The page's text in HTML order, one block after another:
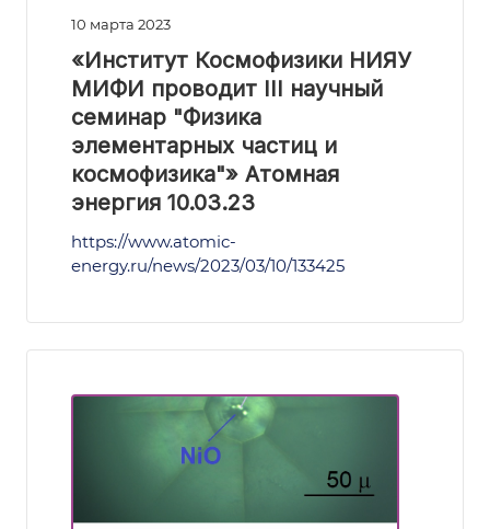
10 марта 2023
«Институт Космофизики НИЯУ
МИФИ проводит III научный
семинар "Физика
элементарных частиц и
космофизика"» Атомная
энергия 10.03.23
https://www.atomic-
energy.ru/news/2023/03/10/133425